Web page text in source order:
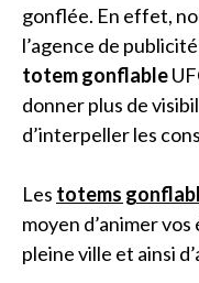
gonflée. En effet,
l’agence de publicité
totem gonflable
donner plus de
d’interpeller les
Les totems
moyen d’animer
pleine ville et ainsi